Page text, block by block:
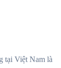
tại Việt Nam là